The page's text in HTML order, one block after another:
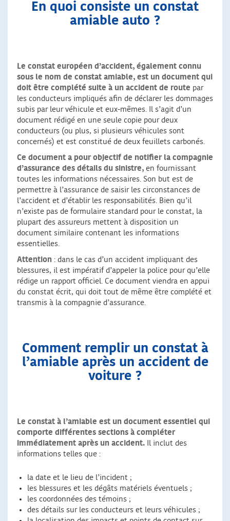
En quoi consiste un constat
amiable auto ?
Le constat européen d’accident, également connu
sous le nom de constat amiable, est un document qui
doit être complété suite à un accident de route par
les conducteurs impliqués afin de déclarer les dommages
subis par leur véhicule et eux-mêmes. Il s’agit d’un
document rédigé en une seule copie pour deux
conducteurs (ou plus, si plusieurs véhicules sont
concernés) et est constitué de deux feuillets carbonés.
Ce document a pour objectif de notifier la compagnie
d’assurance des détails du sinistre, en fournissant
toutes les informations nécessaires. Son but est de
permettre à l’assurance de saisir les circonstances de
l’accident et d’établir les responsabilités. Bien qu’il
n’existe pas de formulaire standard pour le constat, la
plupart des assureurs mettent à disposition un
document similaire contenant les informations
essentielles.
Attention : dans le cas d’un accident impliquant des
blessures, il est impératif d’appeler la police pour qu’elle
rédige un rapport officiel. Ce document viendra en appui
du constat écrit, qui doit tout de même être complété et
transmis à la compagnie d’assurance.
Comment remplir un constat à
l’amiable après un accident de
voiture ?
Le constat à l’amiable est un document essentiel qui
comporte différentes sections à compléter
immédiatement après un accident. Il inclut des
informations telles que :
la date et le lieu de l’incident ;
les blessures et les dégâts matériels éventuels ;
les coordonnées des témoins ;
des détails sur les conducteurs et leurs véhicules ;